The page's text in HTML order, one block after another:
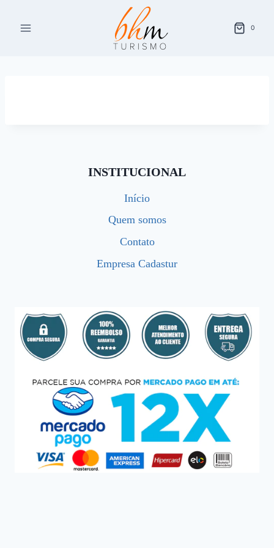
para
0
INSTITUCIONAL
Início
Quem somos
Contato
Empresa Cadastur